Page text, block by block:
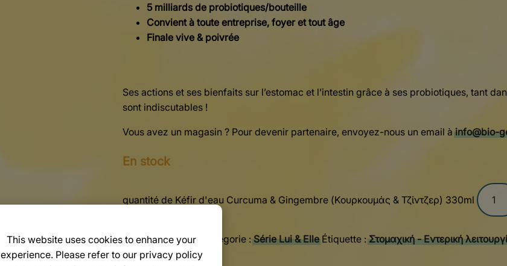
5 milliards de probiotiques/bouteille
Convient à toute entreprise, foyer et tout âge
Finale vive & poivrée
Ses actions et ses bienfaits sur l’estomac et l’intestin grâce à ses probiotiques, tant
sont indiscutables !
Vous avez un magasin ? Pour devenir partenaire, envoyez-nous un email àinfo@bio-
En stock
quantité de Kéfir d'eau Curcuma & Gingembre (Κουρκουμάς & Τζίντζερ) 330ml
UGS :WKT1014-1 Catégorie :Série Lui & Elle Étiquette :Στομαχική - Εντερική
This website uses cookies to enhance your
experience. Please refer to our privacy policy